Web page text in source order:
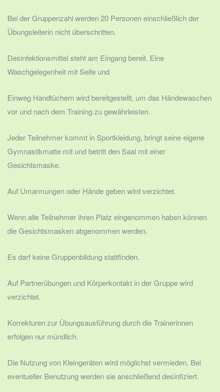
Bei der Gruppenzahl werden 20 Personen einschließlich der
Übungsleiterin nicht überschritten.
Desinfektionsmittel steht am Eingang bereit. Eine
Waschgelegenheit mit Seife und
Einweg Handtüchern wird bereitgestellt, um das Händewaschen
vor und nach dem Training zu gewährleisten.
Jeder Teilnehmer kommt in Sportkleidung, bringt seine eigene
Gymnastikmatte mit und betritt den Saal mit einer
Gesichtsmaske.
Auf Umarmungen oder Hände geben wird verzichtet.
Wenn alle Teilnehmer ihren Platz eingenommen haben können
die Gesichtsmasken abgenommen werden.
Es darf keine Gruppenbildung stattfinden.
Auf Partnerübungen und Körperkontakt in der Gruppe wird
verzichtet.
Korrekturen zur Übungsausführung durch die Trainerinnen
erfolgen nur mündlich.
Die Nutzung von Kleingeräten wird möglichst vermieden. Bei
eventueller Benutzung werden sie anschließend desinfiziert.